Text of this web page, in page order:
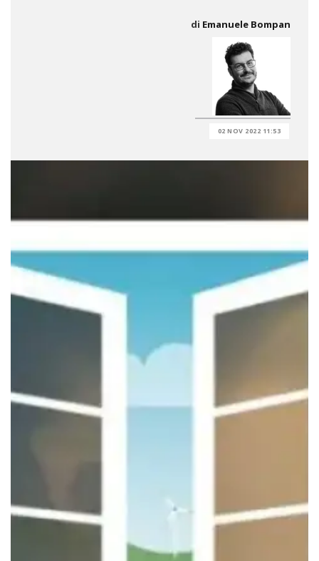
di Emanuele Bompan
02 NOV 2022 11:53